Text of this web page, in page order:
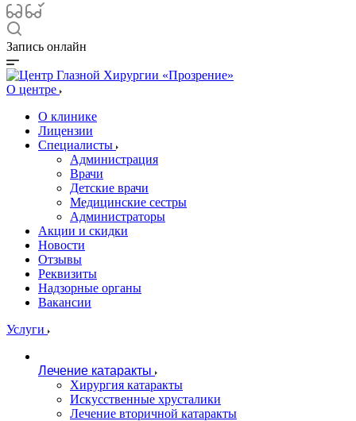
Запись онлайн
О центре
О клинике
Лицензии
Специалисты
Администрация
Врачи
Детские врачи
Медицинские сестры
Администраторы
Акции и скидки
Новости
Отзывы
Реквизиты
Надзорные органы
Вакансии
Услуги
Лечение катаракты
Хирургия катаракты
Искусственные хрусталики
Лечение вторичной катаракты